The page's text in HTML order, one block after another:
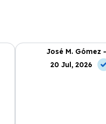
José M. Gómez -
20 Jul, 2026